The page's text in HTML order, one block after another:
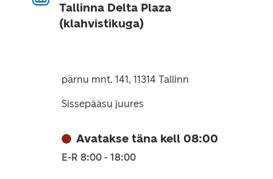
Tallinna Delta Plaza
(klahvistikuga)
pärnu mnt. 141, 11314 Tallinn
Sissepääsu juures
Avatakse täna kell 08:00
E-R 8:00 - 18:00